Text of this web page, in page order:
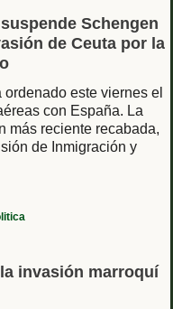
Schengen
de Ceuta por la
este viernes el
con España. La
más reciente recabada,
de Inmigración y
invasión marroquí